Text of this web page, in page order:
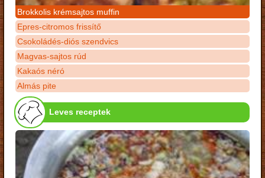
Brokkolis krémsajtos muffin
Epres-citromos frissítő
Csokoládés-diós szendvics
Magvas-sajtos rúd
Kakaós néró
Almás pite
Leves receptek